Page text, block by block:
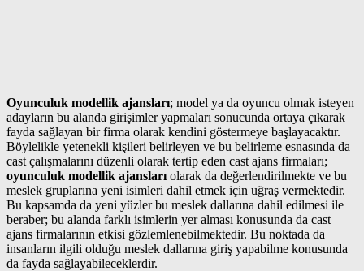
Oyunculuk modellik ajansları; model ya da oyuncu olmak isteyen
adayların bu alanda girişimler yapmaları sonucunda ortaya çıkarak
fayda sağlayan bir firma olarak kendini göstermeye başlayacaktır.
Böylelikle yetenekli kişileri belirleyen ve bu belirleme esnasında da
cast çalışmalarını düzenli olarak tertip eden cast ajans firmaları;
oyunculuk modellik ajansları olarak da değerlendirilmekte ve bu
meslek gruplarına yeni isimleri dahil etmek için uğraş vermektedir.
Bu kapsamda da yeni yüzler bu meslek dallarına dahil edilmesi ile
beraber; bu alanda farklı isimlerin yer alması konusunda da cast
ajans firmalarının etkisi gözlemlenebilmektedir. Bu noktada da
insanların ilgili olduğu meslek dallarına giriş yapabilme konusunda
da fayda sağlayabileceklerdir.